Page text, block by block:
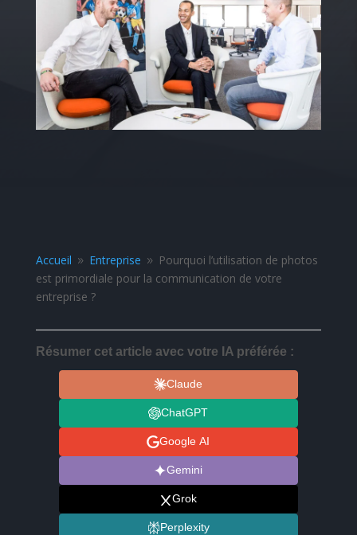
Accueil 9 Entreprise 9
Pourquoi l’utilisation de photos
est primordiale pour la communication de votre
entreprise ?
Résumer cet article avec votre IA préférée :
Claude
ChatGPT
Google AI
Gemini
Grok
Perplexity